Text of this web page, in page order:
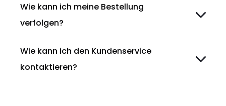
Wie kann ich meine Bestellung
verfolgen?
Wie kann ich den Kundenservice
kontaktieren?